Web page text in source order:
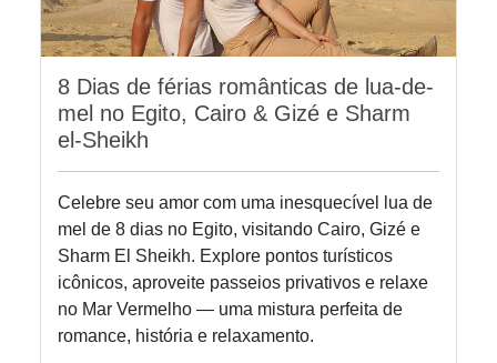
8 Dias de férias românticas de lua-de-
mel no Egito, Cairo & Gizé e Sharm
el-Sheikh
Celebre seu amor com uma inesquecível lua de
mel de 8 dias no Egito, visitando Cairo, Gizé e
Sharm El Sheikh. Explore pontos turísticos
icônicos, aproveite passeios privativos e relaxe
no Mar Vermelho — uma mistura perfeita de
romance, história e relaxamento.